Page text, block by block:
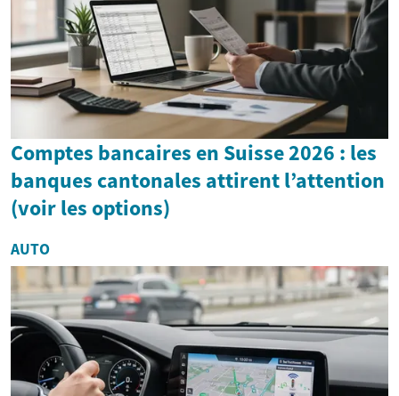
Comptes bancaires en Suisse 2026 : les
banques cantonales attirent l’attention
(voir les options)
AUTO